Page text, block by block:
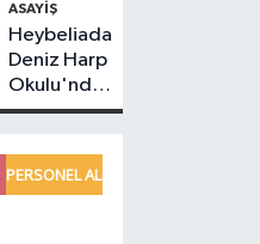
Utku Caner
Çankaya
tahliye
edildi!
ASAYIŞ
Heybeliada
Deniz Harp
Okulu'nda
korkutan
Alevlere
müdahale